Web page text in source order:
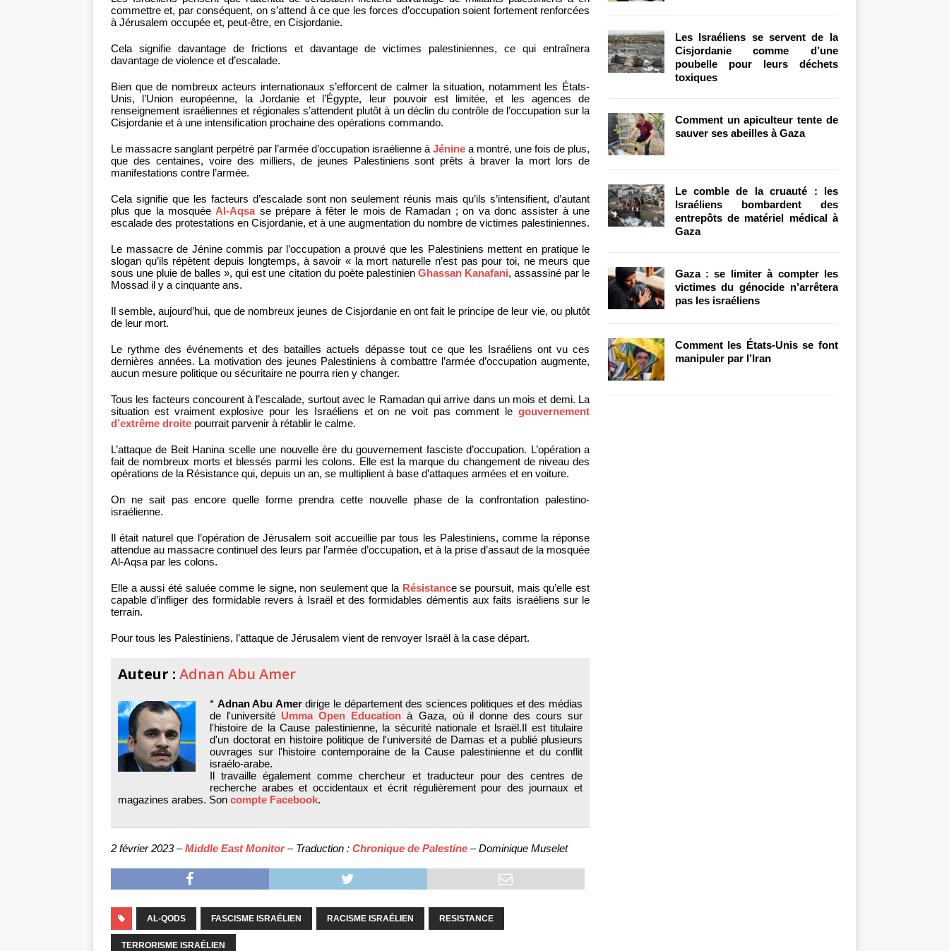
commettre et, par conséquent, on s’attend à ce que les forces d’occupation soient fortement renforcées
à Jérusalem occupée et, peut-être, en Cisjordanie.
Cela signifie davantage de frictions et davantage de victimes palestiniennes, ce qui entraînera
davantage de violence et d’escalade.
Bien que de nombreux acteurs internationaux s’efforcent de calmer la situation, notamment les États-
Unis, l’Union européenne, la Jordanie et l’Égypte, leur pouvoir est limitée, et les agences de
renseignement israéliennes et régionales s’attendent plutôt à un déclin du contrôle de l’occupation sur la
Cisjordanie et à une intensification prochaine des opérations commando.
Le massacre sanglant perpétré par l’armée d’occupation israélienne àJénine a montré, une fois de plus,
que des centaines, voire des milliers, de jeunes Palestiniens sont prêts à braver la mort lors de
manifestations contre l’armée.
Cela signifie que les facteurs d’escalade sont non seulement réunis mais qu’ils s’intensifient, d’autant
plus que la mosquée Al-Aqsase prépare à fêter le mois de Ramadan ; on va donc assister à une
escalade des protestations en Cisjordanie, et à une augmentation du nombre de victimes palestiniennes.
Le massacre de Jénine commis par l’occupation a prouvé que les Palestiniens mettent en pratique le
slogan qu’ils répètent depuis longtemps, à savoir « la mort naturelle n’est pas pour toi, ne meurs que
sous une pluie de balles », qui est une citation du poète palestinien Ghassan Kanafani, assassiné par le
Mossad il y a cinquante ans.
Il semble, aujourd’hui, que de nombreux jeunes de Cisjordanie en ont fait le principe de leur vie, ou plutôt
de leur mort.
Le rythme des événements et des batailles actuels dépasse tout ce que les Israéliens ont vu ces
dernières années. La motivation des jeunes Palestiniens à combattre l’armée d’occupation augmente,
aucun mesure politique ou sécuritaire ne pourra rien y changer.
Tous les facteurs concourent à l’escalade, surtout avec le Ramadan qui arrive dans un mois et demi. La
situation est vraiment explosive pour les Israéliens et on ne voit pas comment legouvernement
d’extrême droite pourrait parvenir à rétablir le calme.
L’attaque de Beit Hanina scelle une nouvelle ère du gouvernement fasciste d’occupation. L’opération a
fait de nombreux morts et blessés parmi les colons. Elle est la marque du changement de niveau des
opérations de la Résistance qui, depuis un an, se multiplient à base d’attaques armées et en voiture.
On ne sait pas encore quelle forme prendra cette nouvelle phase de la confrontation palestino-
israélienne.
Il était naturel que l’opération de Jérusalem soit accueillie par tous les Palestiniens, comme la réponse
attendue au massacre continuel des leurs par l’armée d’occupation, et à la prise d’assaut de la mosquée
Al-Aqsa par les colons.
Elle a aussi été saluée comme le signe, non seulement que la Résistance se poursuit, mais qu’elle est
capable d’infliger des formidable revers à Israël et des formidables démentis aux faits israéliens sur le
terrain.
Pour tous les Palestiniens, l’attaque de Jérusalem vient de renvoyer Israël à la case départ.
Auteur : Adnan Abu Amer
* Adnan Abu Amerdirige le département des sciences politiques et des médias
de l'université Umma Open Education à Gaza, où il donne des cours sur
l'histoire de la Cause palestinienne, la sécurité nationale et lsraël.Il est titulaire
d'un doctorat en histoire politique de l'université de Damas et a publié plusieurs
ouvrages sur l'histoire contemporaine de la Cause palestinienne et du conflit
israélo-arabe.
Il travaille également comme chercheur et traducteur pour des centres de
recherche arabes et occidentaux et écrit régulièrement pour des journaux et
magazines arabes. Son compte Facebook.
2 février 2023 –Middle East Monitor– Traduction : Chronique de Palestine – Dominique Muselet
AL-QODS FASCISME ISRAÉLIEN RACISME ISRAÉLIEN RESISTANCE
TERRORISME ISRAÉLIEN
Les Israéliens se servent de la
Cisjordanie comme d’une
poubelle pour leurs déchets
toxiques
Comment un apiculteur tente de
sauver ses abeilles à Gaza
Le comble de la cruauté : les
Israéliens bombardent des
entrepôts de matériel médical à
Gaza
Gaza : se limiter à compter les
victimes du génocide n’arrêtera
pas les israéliens
Comment les États-Unis se font
manipuler par l’Iran